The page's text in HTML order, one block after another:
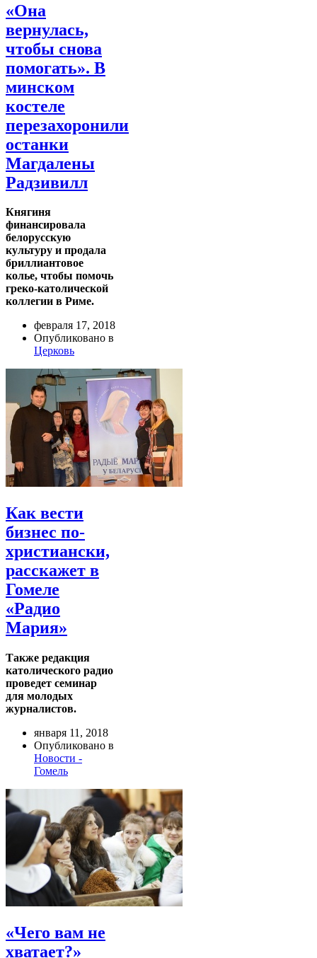
«Она
вернулась,
чтобы снова
помогать». В
минском
костеле
перезахоронили
останки
Магдалены
Радзивилл
Княгиня
финансировала
белорусскую
культуру и продала
бриллиантовое
колье, чтобы помочь
греко-католической
коллегии в Риме.
февраля 17, 2018
Опубликовано в
Церковь
Как вести
бизнес по-
христиански,
расскажет в
Гомеле
«Радио
Мария»
Также редакция
католического радио
проведет семинар
для молодых
журналистов.
января 11, 2018
Опубликовано в
Новости -
Гомель
«Чего вам не
хватает?»